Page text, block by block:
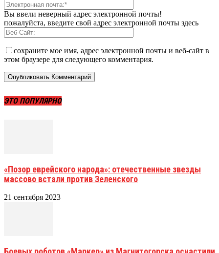
Вы ввели неверный адрес электронной почты!
пожалуйста, введите свой адрес электронной почты здесь
сохраните мое имя, адрес электронной почты и веб-сайт в
этом браузере для следующего комментария.
ЭТО ПОПУЛЯРНО
«Позор еврейского народа»: отечественные звезды
массово встали против Зеленского
21 сентября 2023